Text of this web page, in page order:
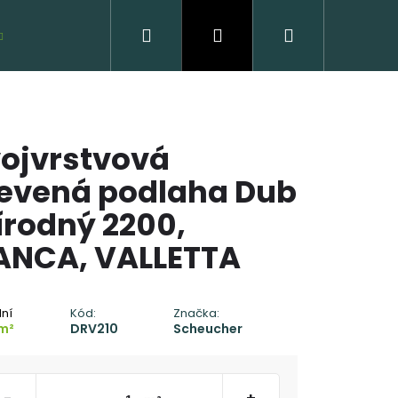
VZORKY ZDARMA Hľadať Prihlásenie
podlaha Dub
2200,
VALLETTA
Kód:
DRV210
Značka:
Scheucher
PODLAHA
€